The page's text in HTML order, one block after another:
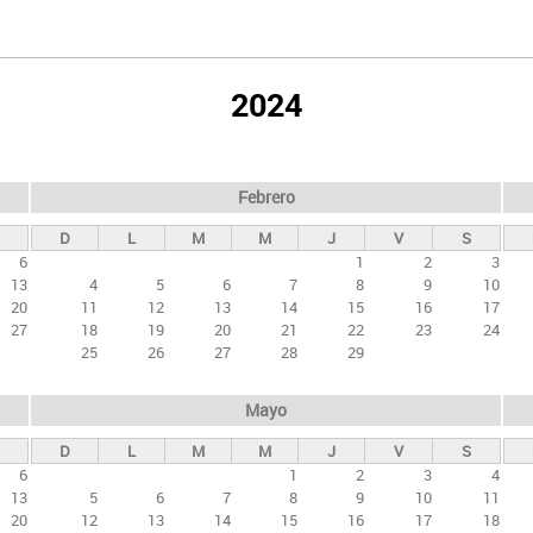
2024
6
13
20
27
Febrero
D L M M J V
S
1
2
3
4
5 6 7 8 9
10
11
12 13 14 15 16
17
18
19 20 21 22 23
24
25
26 27 28 29
6
13
20
Mayo
D L M M J V
S
1
2 3
4
5
6 7 8 9 10
11
12
13 14 15 16 17
18